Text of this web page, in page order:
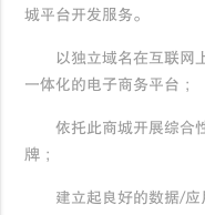
城平台开发服务。
以独立域名在互联网上
一体化的电子商务平台；
依托此商城开展综合性
牌；
建立起良好的数据/应